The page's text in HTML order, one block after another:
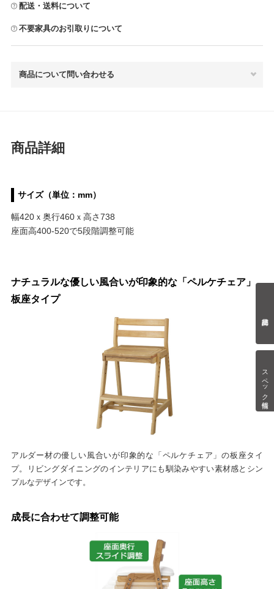
スペック情報
配送・送料について
不要家具のお引取りについて
商品について問い合わせる
商品詳細
サイズ（単位：mm）
幅420ｘ奥行460ｘ高さ738
座面高400-520で5段階調整可能
ナチュラルな優しい風合いが印象的な「ペルケチェア」
板座タイプ
アルダー材の優しい風合いが印象的な「ペルケチェア」の板座タイ
プ。リビングダイニングのインテリアにも馴染みやすい素材感とシン
プルなデザインです。
成長に合わせて調整可能